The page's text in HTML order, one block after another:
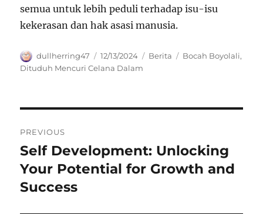
semua untuk lebih peduli terhadap isu-isu
kekerasan dan hak asasi manusia.
Author
dullherring47
Posted
on
12/13/2024 Categories
Berita Tags
Bocah Boyolali,
Dituduh Mencuri Celana Dalam
pos
PREVIOUS
Previous
post:
Self Development: Unlocking
Your Potential for Growth and
Success